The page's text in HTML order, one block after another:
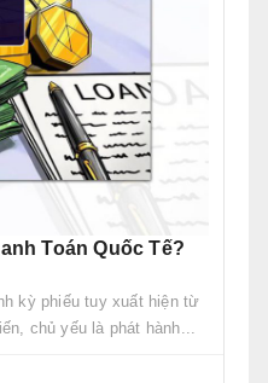
Toán Quốc Tế?
kỳ phiếu tuy xuất hiện từ
chủ yếu là phát hành...